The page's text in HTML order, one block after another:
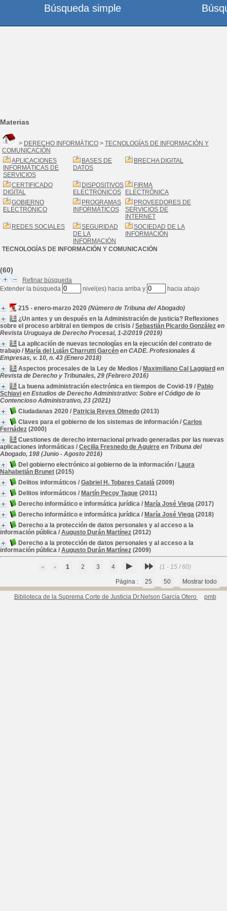
Materias
> DERECHO INFORMÁTICO > TECNOLOGÍAS DE INFORMACIÓN Y
COMUNICACIÓN
APLICACIONES
INFORMÁTICAS DE
SERVICIOS
BASES DE
DATOS
BRECHA DIGITAL
CERTIFICADO
DIGITAL
DISPOSITIVOS
ELECTRONICOS
FIRMA
ELECTRÓNICA
GOBIERNO
ELECTRÓNICO
PROGRAMAS
INFORMÁTICOS
PROVEEDORES DE
SERVICIOS DE
INTERNET
REDES SOCIALES
SEGURIDAD
DE LA
INFORMACIÓN
SOCIEDAD DE LA
INFORMACIÓN
TECNOLOGÍAS DE INFORMACIÓN Y COMUNICACIÓN
(60)
Refinar búsqueda
Extender la búsqueda
nivel(es) hacia arriba y hacia abajo
215 - enero-marzo 2020 (Número de Tribuna del Abogado)
¿Un antes y un después en la Administración de justicia? Reflexiones
sobre el proceso arbitral en tiempos de crisis / Sebastián Picardo González en
Revista Uruguaya de Derecho Procesal, 1-2/2019 (2019)
La aplicación de nuevas tecnologías en la ejecución del contrato de
trabajo / María del Luján Charrutti Garcén en CADE. Profesionales &
Empresas, v. 10, n. 43 (Enero 2018)
Aspectos procesales de la Ley de Medios / Maximiliano Cal Laggiard en
Revista de Derecho y Tribunales, 29 (Febrero 2016)
La buena administración electrónica en tiempos de Covid-19 / Pablo
Schiavi en Estudios de Derecho Administrativo: Sobre el Código de lo
Contencioso Administrativo, 23 (2021)
Ciudadanas 2020 / Patricia Reyes Olmedo (2013)
Claves para el gobierno de los sistemas de información / Carlos
Fernádez (2000)
Cuestiones de derecho internacional privado generadas por las nuevas
aplicaciones informáticas / Cecilia Fresnedo de Aguirre en Tribuna del
Abogado, 198 (Junio - Agosto 2016)
Del gobierno electrónico al gobierno de la información / Laura
Nahabetián Brunet (2015)
Delitos informáticos / Gabriel H. Tobares Catalá (2009)
Delitos informáticos / Martín Pecoy Taque (2011)
Derecho informático e informática jurídica / María José Viega (2017)
Derecho informático e informática jurídica / María José Viega (2018)
Derecho a la protección de datos personales y al acceso a la
información pública / Augusto Durán Martínez (2012)
Derecho a la protección de datos personales y al acceso a la
información pública / Augusto Durán Martínez (2009)
1 2 3 4 (1 - 15 / 60)
Página : 25 50 Mostrar todo
Biblioteca de la Suprema Corte de Justicia Dr.Nelson García Otero pmb
Búsqueda simple